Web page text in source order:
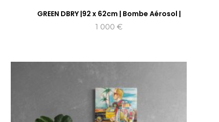
GREEN DBRY |92 x 62cm | Bombe Aérosol |
1 000€